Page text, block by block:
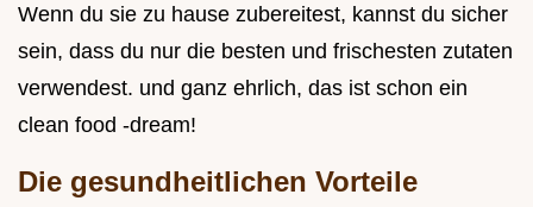
Wenn du sie zu hause zubereitest, kannst du sicher
sein, dass du nur die besten und frischesten zutaten
verwendest. und ganz ehrlich, das ist schon ein
clean food -dream!
Die gesundheitlichen Vorteile